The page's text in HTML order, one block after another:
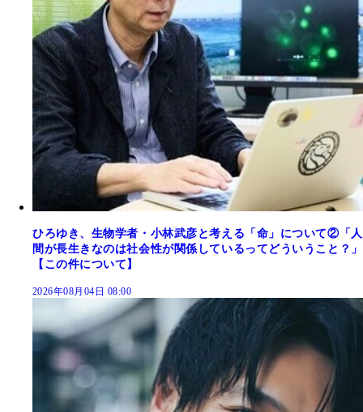
ひろゆき、生物学者・小林武彦と考える「命」について②「人
間が長生きなのは社会性が関係しているってどういうこと？」
【この件について】
2026年08月04日 08:00